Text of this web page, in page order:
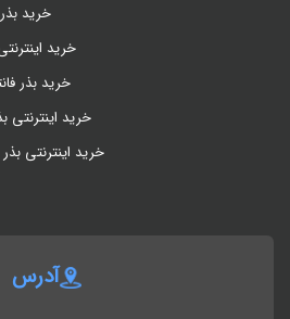
خرید بذر
خرید
خرید بذر
خرید اینترنتی
خرید اینترنتی
آدرس